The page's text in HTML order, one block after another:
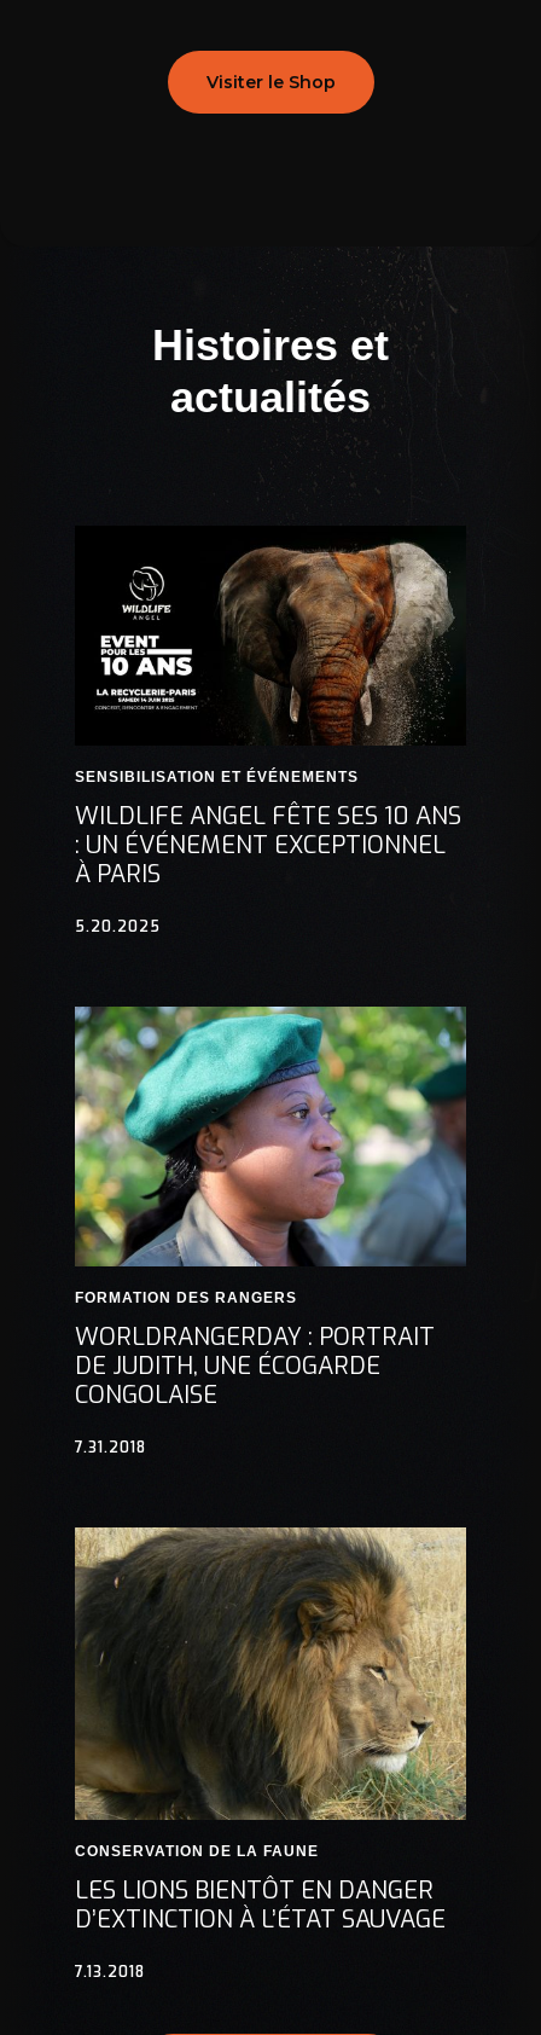
Visiter le Shop
Histoires et
actualités
SENSIBILISATION ET ÉVÉNEMENTS
WILDLIFE ANGEL FÊTE SES 10 ANS
: UN ÉVÉNEMENT EXCEPTIONNEL
À PARIS
5.20.2025
FORMATION DES RANGERS
WORLDRANGERDAY : PORTRAIT
DE JUDITH, UNE ÉCOGARDE
CONGOLAISE
7.31.2018
CONSERVATION DE LA FAUNE
LES LIONS BIENTÔT EN DANGER
D’EXTINCTION À L’ÉTAT SAUVAGE
7.13.2018